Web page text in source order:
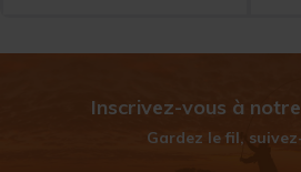
Inscrivez-vous à
Gardez le fil,